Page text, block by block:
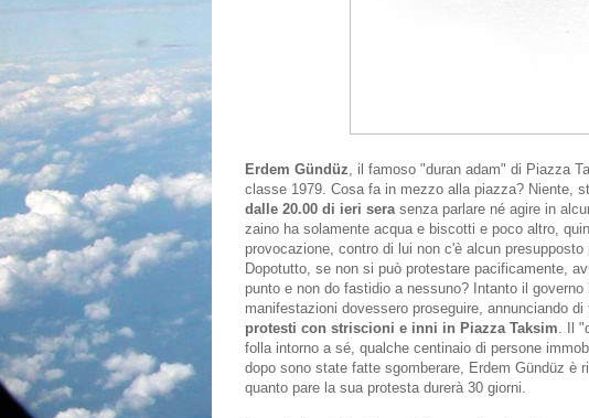
Erdem Gündüz, il famoso "duran adam" di Piazza
classe 1979. Cosa fa in mezzo alla piazza? Niente,
dalle 20.00 di ieri serasenza parlare né agire in
zaino ha solamente acqua e biscotti e poco altro,
provocazione, contro di lui non c'è alcun
Dopotutto, se non si può protestare pacificamente,
punto e non do fastidio a nessuno? Intanto il
manifestazioni dovessero proseguire, annunciando
protesti con striscioni e inni in Piazza Taksim. Il
folla intorno a sé, qualche centinaio di persone
dopo sono state fatte sgomberare, Erdem Gündüz è
quanto pare la sua protesta durerà 30 giorni.